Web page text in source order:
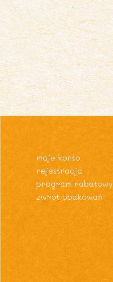
moje konto
rejestracja
program rabatowy
zwrot opakowań